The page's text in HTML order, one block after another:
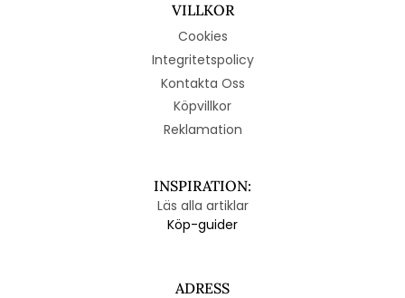
VILLKOR
Cookies
Integritetspolicy
Kontakta Oss
Köpvillkor
Reklamation
INSPIRATION:
Läs alla artiklar
Köp-guider
ADRESS